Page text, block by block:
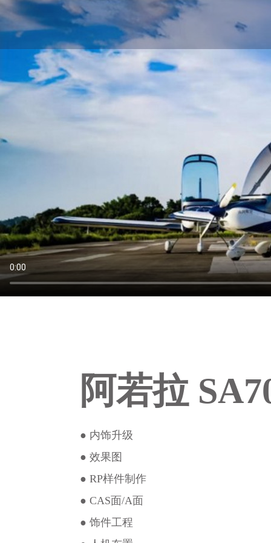
阿若拉
● 内饰升级
● 效果图
● RP样件制作
● CAS面/A面
● 饰件工程